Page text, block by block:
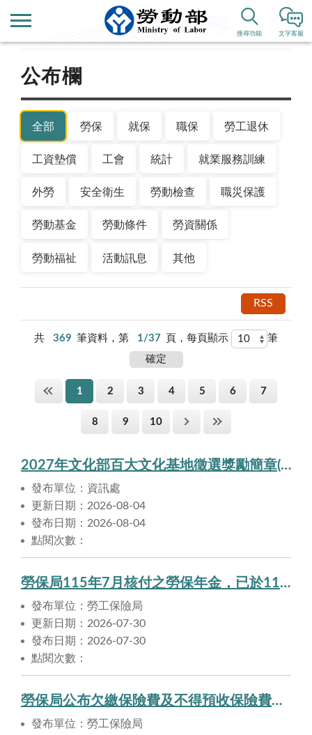
文字客服
搜尋功能
新聞公告
公布欄
全部 勞保 就保 職保 勞工退休
工資墊償 工會 統計 就業服務訓練
外勞 安全衛生 勞動檢查 職災保護
勞動基金 勞動條件 勞資關係
勞動福祉 活動訊息 其他
RSS
共 369 筆資料，第 1/37 頁，每頁顯示 筆
1 2 3 4 5 6 7
8 9 10
2027年文化部百大文化基地徵選獎勵簡章(文化部)
發布單位：資訊處
更新日期：2026-08-04
發布日期：2026-08-04
點閱次數：
勞保局115年7月核付之勞保年金，已於115年7月30日匯入申請人帳戶。
發布單位：勞工保險局
更新日期：2026-07-30
發布日期：2026-07-30
點閱次數：
勞保局公布欠繳保險費及不得預收保險費之職業工會名單，提醒勞工注意自身權益
發布單位：勞工保險局